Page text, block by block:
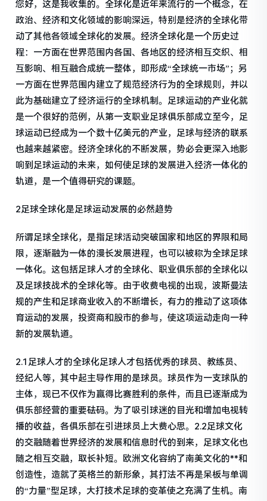
您好，这是我收集的。全球化是近年来流行的一个概念，在
政治、经济和文化领域的影响深远，特别是经济的全球化带
动了其他各领域全球化的发展。经济全球化是一个历史过
程：一方面在世界范围内各国、各地区的经济相互交织、相
互影响、相互融合成统一整体，即形成“全球统一市场”；另
一方面在世界范围内建立了规范经济行为的全球规则，并以
此为基础建立了经济运行的全球机制。足球运动的产业化就
是一个很好的范例，从第一支职业足球俱乐部成立至今，足
球运动已经成为一个数十亿美元的产业，足球与经济的联系
也越来越紧密。经济全球化的不断发展，势必会更深入地影
响到足球运动的未来，如何使足球的发展进入经济一体化的
轨道，是一个值得研究的课题。
2足球全球化是足球运动发展的必然趋势
所谓足球全球化，是指足球活动突破国家和地区的界限和局
限，逐渐融为一体的漫长发展进程，也可以被称为全球足球
一体化。这包括足球人才的全球化、职业俱乐部的全球化以
及足球技战术的全球化等。由于收费电视的出现，波斯曼法
规的产生和足球商业收入的不断增长，有力的推动了这项体
育运动的发展，投资商和股市的参与，使这项运动走向一种
新的发展轨道。
2.1足球人才的全球化足球人才包括优秀的球员、教练员、
经纪人等，其中起主导作用的是球员。球员作为一支球队的
主体，现已不仅作为赢得比赛胜利的条件，而且已逐渐成为
俱乐部经营的重要砝码。为了吸引球迷的目光和增加电视转
播的收益，各俱乐部在引进球员上大费心思。2.2足球文化
的交融随着世界经济的发展和信息时代的到来，足球文化也
随之相互交融，取长补短。欧洲文化容纳了南美文化的**和
创造性，造就了英格兰的新形象，其打法不再是呆板与单调
的“力量”型足球，大打技术足球的变革使之充满了生机。南